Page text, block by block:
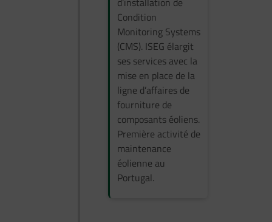
Condition
Monitoring Systems
(CMS). ISEG élargit
ses services avec la
mise en place de la
ligne d’affaires de
fourniture de
composants éoliens.
Première activité de
maintenance
éolienne au
Portugal.